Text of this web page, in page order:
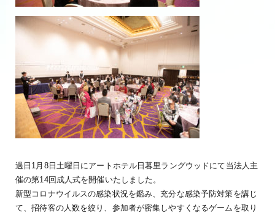
過日1月8日土曜日にアートホテル日暮里ラングウッドにて当法人主
催の第14回成人式を開催いたしました。
新型コロナウイルスの感染状況を鑑み、充分な感染予防対策を講じ
て、招待客の人数を絞り、参加者が密集しやすくなるゲームを取り